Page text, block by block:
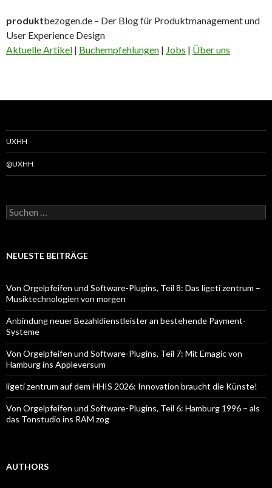
produktbezogen.de – Der Blog für Produktmanagement und
User Experience Design
Aktuelle Artikel | Buchempfehlungen | Jobs | Über uns
UXHH
@UXHH
Suchen
nach:
NEUESTE BEITRÄGE
Von Orgelpfeifen und Software-Plugins, Teil 8: Das ligeti zentrum –
Musiktechnologien von morgen
Anbindung neuer Bezahldienstleister an bestehende Payment-
Systeme
Von Orgelpfeifen und Software-Plugins, Teil 7: Mit Emagic von
Hamburg ins Appleversum
ligeti zentrum auf dem HHIS 2026: Innovation braucht die Künste!
Von Orgelpfeifen und Software-Plugins, Teil 6: Hamburg 1996 – als
das Tonstudio ins RAM zog
AUTHORS